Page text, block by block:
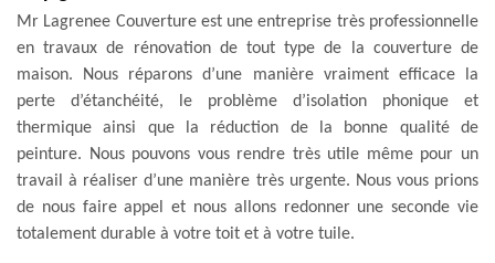
Mr Lagrenee Couverture est une entreprise très professionnelle
en travaux de rénovation de tout type de la couverture de
maison. Nous réparons d’une manière vraiment efficace la
perte d’étanchéité, le problème d’isolation phonique et
thermique ainsi que la réduction de la bonne qualité de
peinture. Nous pouvons vous rendre très utile même pour un
travail à réaliser d’une manière très urgente. Nous vous prions
de nous faire appel et nous allons redonner une seconde vie
totalement durable à votre toit et à votre tuile.